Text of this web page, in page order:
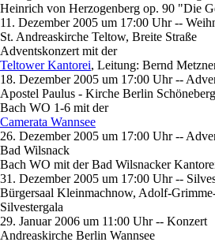
Heinrich von Herzogenberg op. 90 "Die
11. Dezember 2005 um 17:00 Uhr --
St. Andreaskirche Teltow, Breite Straße
Adventskonzert mit der
Teltower Kantorei, Leitung: Bernd
18. Dezember 2005 um 17:00 Uhr --
Apostel Paulus - Kirche Berlin Schöneberg
Bach WO 1-6 mit der
Camerata Wannsee
26. Dezember 2005 um 17:00 Uhr --
Bad Wilsnack
Bach WO mit der Bad Wilsnacker
31. Dezember 2005 um 17:00 Uhr --
Bürgersaal Kleinmachnow, Adolf-
Silvestergala
29. Januar 2006 um 11:00 Uhr -- Konzert
Andreaskirche Berlin Wannsee